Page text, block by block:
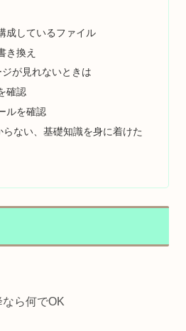
成しているファイル
き換え
が見れないときは
確認
ルを確認
らない、基礎知識を身に着けた
ら何でOK